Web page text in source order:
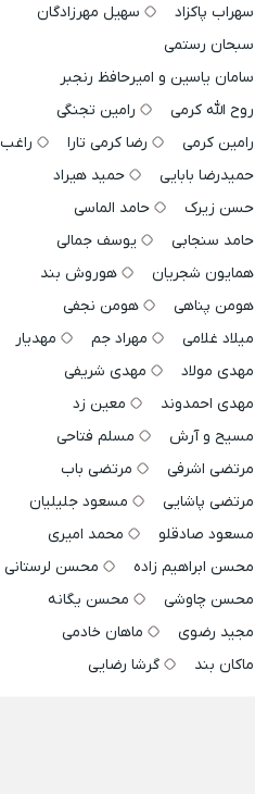
سهراب پاکزاد
سهیل مهرزادگان
سبحان رستمی
سامان یاسین و امیرحافظ رنجبر
روح الله کرمی
رامین تجنگی
رامین کرمی
رضا کرمی تارا
راغب
حمیدرضا بابایی
حمید هیراد
حسن زیرک
حامد الماسی
حامد سنجابی
یوسف جمالی
همایون شجریان
هوروش بند
هومن پناهی
هومن نجفی
میلاد غلامی
مهراد جم
مهدیار
مهدی مولاد
مهدی شریفی
مهدی احمدوند
معین زد
مسیح و آرش
مسلم فتاحی
مرتضی اشرفی
مرتضی باب
مرتضی پاشایی
مسعود جلیلیان
مسعود صادقلو
محمد امیری
محسن ابراهیم زاده
محسن لرستانی
محسن چاوشی
محسن یگانه
مجید رضوی
ماهان خادمی
ماکان بند
گرشا رضایی